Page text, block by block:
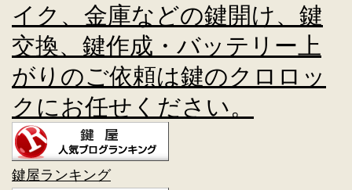
イク、金庫などの鍵開け、鍵
交換、鍵作成・バッテリー上
がりのご依頼は鍵のクロロッ
クにお任せください。
鍵屋ランキング